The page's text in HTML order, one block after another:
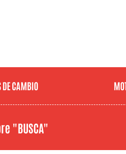
CAMBIO
"BUSCA"